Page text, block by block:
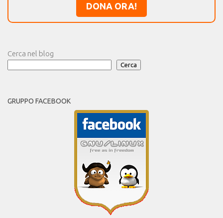
DONA ORA!
Cerca nel blog
Cerca
GRUPPO FACEBOOK